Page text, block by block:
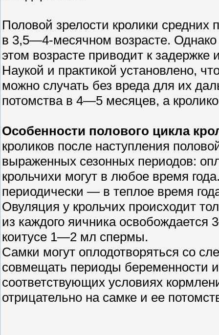
Половой зрелости кролики
в 3,5—4-месячном возрасте. Однако
этом возрасте приводит к
Наукой и практикой установлено,
можно случать без вреда для их
потомства в 4—5 месяцев, а
Особенности полового цикла
кроликов после наступления
выраженных сезонных периодов:
крольчихи могут в любое время
периодически — в теплое время
Овуляция у крольчих происходит
из каждого яичника
коитусе 1—2 мл спермы.
Самки могут оплодотворяться со
совмещать периоды беременности
соответствующих условиях
отрицательно на самке и ее